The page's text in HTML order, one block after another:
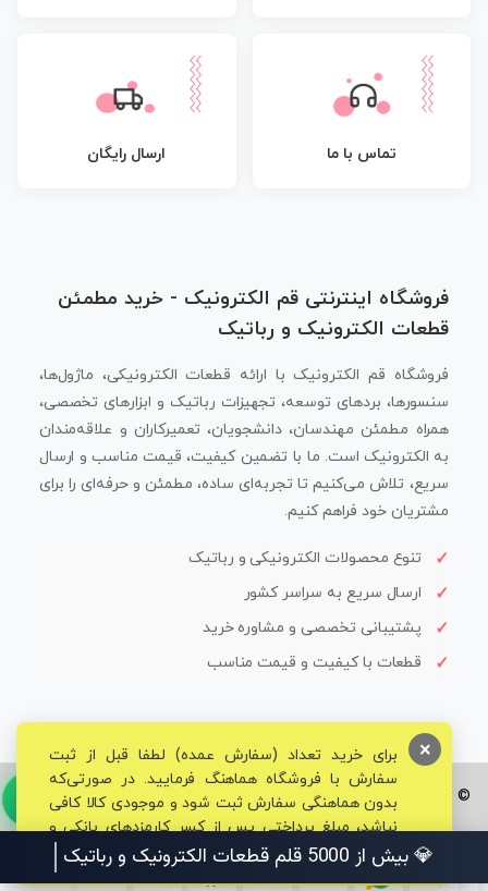
تماس با ما ارسال رایگان
فروشگاه اینترنتی قم الکترونیک - خرید مطمئن
قطعات الکترونیک و رباتیک
فروشگاه قم الکترونیک با ارائه قطعات الکترونیکی، ماژول‌ها،
سنسورها، بردهای توسعه، تجهیزات رباتیک و ابزارهای تخصصی،
همراه مطمئن مهندسان، دانشجویان، تعمیرکاران و علاقه‌مندان
به الکترونیک است. ما با تضمین کیفیت، قیمت مناسب و ارسال
سریع، تلاش می‌کنیم تا تجربه‌ای ساده، مطمئن و حرفه‌ای را برای
مشتریان خود فراهم کنیم.
تنوع محصولات الکترونیکی و رباتیک
ارسال سریع به سراسر کشور
پشتیبانی تخصصی و مشاوره خرید
قطعات با کیفیت و قیمت مناسب
© تمامی حقوق برای فروشگاه تخصصی قم الکترونیک محفوظ می‌باشد.
برای خرید تعداد (سفارش عمده) لطفا قبل از ثبت
سفارش با فروشگاه هماهنگ فرمایید. در صورتی‌که
بدون هماهنگی سفارش ثبت شود و موجودی کالا کافی
نباشد، مبلغ پرداختی پس از کسر کارمزدهای بانکی و
مالیاتی به حساب شما بازگشت داده خواهد شد.
×
💎 بیش از 5000 قلم قطعات الکترونیک و رباتیک